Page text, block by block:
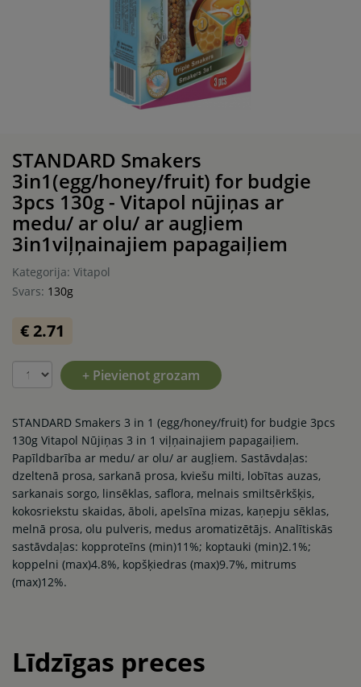
STANDARD Smakers
3in1(egg/honey/fruit) for budgie
3pcs 130g - Vitapol nūjiņas ar
medu/ ar olu/ ar augļiem
3in1viļņainajiem papagaiļiem
Kategorija: Vitapol
Svars: 130g
€ 2.71
+ Pievienot grozam
STANDARD Smakers 3 in 1 (egg/honey/fruit) for budgie 3pcs
130g Vitapol Nūjiņas 3 in 1 viļņainajiem papagaiļiem.
Papīldbarība ar medu/ ar olu/ ar augļiem. Sastāvdaļas:
dzeltenā prosa, sarkanā prosa, kviešu milti, lobītas auzas,
sarkanais sorgo, linsēklas, saflora, melnais smiltsērkšķis,
kokosriekstu skaidas, āboli, apelsīna mizas, kaņepju sēklas,
melnā prosa, olu pulveris, medus aromatizētājs. Analītiskās
sastāvdaļas: kopproteīns (min)11%; koptauki (min)2.1%;
koppelni (max)4.8%, kopšķiedras (max)9.7%, mitrums
(max)12%.
Līdzīgas preces